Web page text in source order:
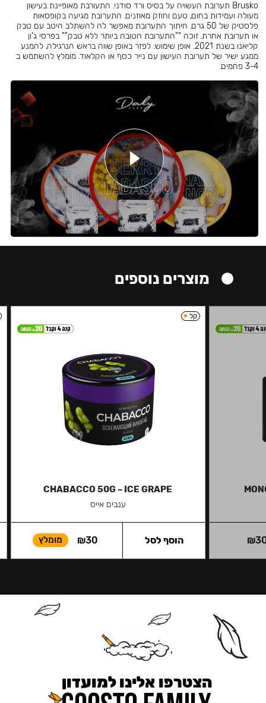
Brusko תערובת העשויה על בסיס ורד סודני. התעורבת מאופיינת בעישון
מעולה ועמידות בחום, טעם וחוזק מאוזנים. התערובת מגיעה בקופסאות
פלסטיק של 50 גרם. חיתוך התערובת מאפשר לה להשתלב היטב עם טבק
או תערובת אחרת. זוכה ""התערובת הטובה ביותר ללא טבק"" בפרסי ג'ון
קליאנו בשנת 2021. אופן שימוש: לפזר באופן שווה בראש הנרגילה, להמנע
ממגע ישיר של תערובת העישון עם נייר כסף או הקלאוד. מומלץ להשתמש ב
3-4 פחמים.
מוצרים נוספים
₪
קל
CHABACCO 50G – ICE GRAPE
ענבים אייס
₪30 מומלץ הוסף לסל
הצטרפו אלינו למועדון